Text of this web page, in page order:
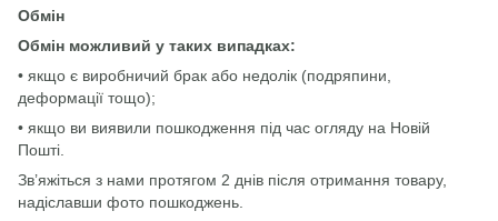
Обмін
Обмін можливий у таких випадках:
• якщо є виробничий брак або недолік (подряпини,
деформації тощо);
• якщо ви виявили пошкодження під час огляду на Новій
Пошті.
Зв’яжіться з нами протягом 2 днів після отримання товару,
надіславши фото пошкоджень.